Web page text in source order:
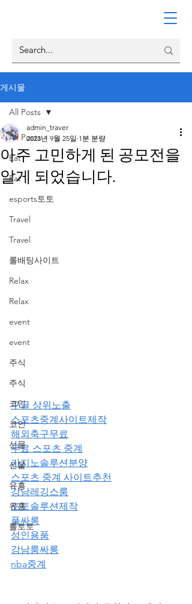
게시물
All Posts
Eat
Eat
esports토토
Travel
Travel
롤배팅사이트
Relax
Relax
event
event
주식
주식
코인
코인
선물
선물
유흥
유흥
롤토토
All Posts
아주 고민하게 된 공모전을
알게 되었습니다.
admin_traver
2023년 9월 25일 1분 분량
구글 상위노출
스포츠중계사이트제작
해외축구무료
무료 스포츠 중계
카지노솔루션분양
스포츠 중계 사이트추천
강남레깅스룸
토토솔루션제작
풀싸롱
성인용품
강남룸싸롱
nba중계